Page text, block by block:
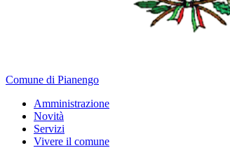
Comune di Pianengo
Amministrazione
Novità
Servizi
Vivere il comune